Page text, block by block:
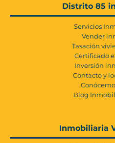
Distrito 85
Servicios
Vender
Tasación
Certificado
Inversión
Contacto y
Blog
Inmobiliaria